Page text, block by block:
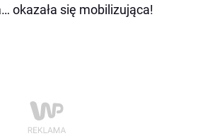
okazała się mobilizująca!